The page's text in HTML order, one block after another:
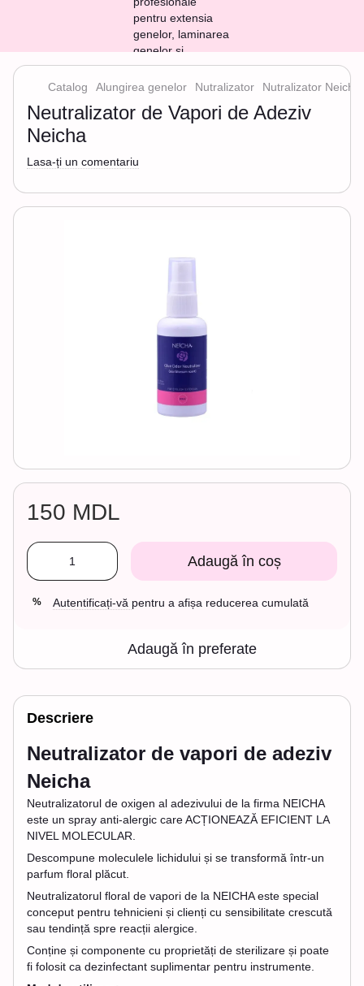
Catalog Alungirea genelor Nutralizator Nutralizator Neicha
Neutralizator de Vapori de Adeziv
Neicha
Lasa-ți un comentariu
150 MDL
Adaugă în coș
% Autentificați-vă pentru a afișa reducerea cumulată
Adaugă în preferate
Descriere
Neutralizator de vapori de adeziv
Neicha
Neutralizatorul de oxigen al adezivului de la firma NEICHA
este un spray anti-alergic care ACȚIONEAZĂ EFICIENT LA
NIVEL MOLECULAR.
Descompune moleculele lichidului și se transformă într-un
parfum floral plăcut.
Neutralizatorul floral de vapori de la NEICHA este special
conceput pentru tehnicieni și clienți cu sensibilitate crescută
sau tendință spre reacții alergice.
Conține și componente cu proprietăți de sterilizare și poate
fi folosit ca dezinfectant suplimentar pentru instrumente.